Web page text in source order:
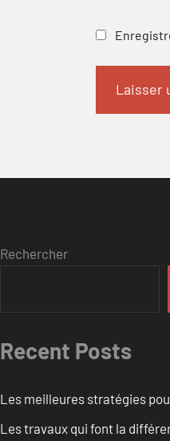
Rechercher
Recent Posts
Les meilleures stratégies
Les travaux qui font la